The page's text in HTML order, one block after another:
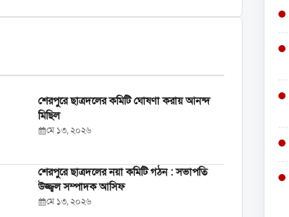
শেরপুরে ছাত্রদলের কমিটি ঘোষণা করায় আনন্দ
মিছিল
মে ১৩, ২০২৬
শেরপুরে ছাত্রদলের নয়া কমিটি গঠন : সভাপতি
উজ্জ্বল সম্পাদক আসিফ
মে ১৩, ২০২৬